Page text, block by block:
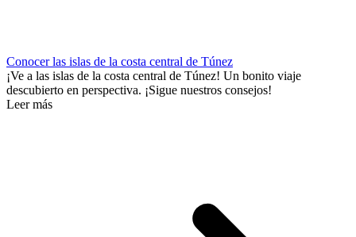
Conocer las islas de la costa central de Túnez
¡Ve a las islas de la costa central de Túnez! Un bonito viaje
descubierto en perspectiva. ¡Sigue nuestros consejos!
Leer más